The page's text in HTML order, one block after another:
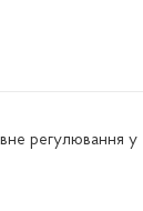
регулювання у